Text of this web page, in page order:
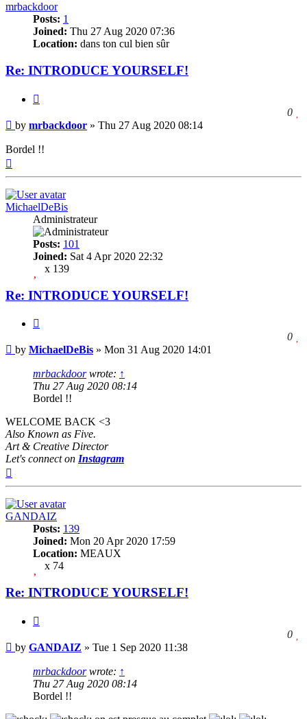
mrbackdoor
Posts: 1
Joined: Thu 27 Aug 2020 07:36
Location: dans ton cul bien sûr
Re: INTRODUCE YOURSELF!
0
Post
by mrbackdoor » Thu 27 Aug 2020 08:14
Bordel !!
MichaelDeBis
Administrateur
Posts: 101
Joined: Sat 4 Apr 2020 22:32
x 139
Re: INTRODUCE YOURSELF!
0
Post
by MichaelDeBis » Mon 31 Aug 2020 14:01
mrbackdoorwrote: ↑
Thu 27 Aug 2020 08:14
Bordel !!
WELCOME BACK <3
Also Known as Five.
Art & Creative Director
Let's connect on Instagram
GANDAIZ
Posts: 139
Joined: Mon 20 Apr 2020 17:59
Location: MEAUX
x 74
Re: INTRODUCE YOURSELF!
0
Post
by GANDAIZ » Tue 1 Sep 2020 11:38
mrbackdoorwrote: ↑
Thu 27 Aug 2020 08:14
Bordel !!